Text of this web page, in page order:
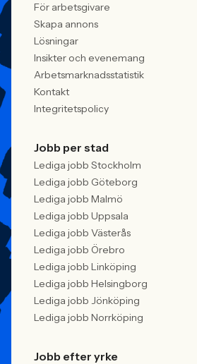
För arbetsgivare
Skapa annons
Lösningar
Insikter och evenemang
Arbetsmarknadsstatistik
Kontakt
Integritetspolicy
Jobb per stad
Lediga jobb Stockholm
Lediga jobb Göteborg
Lediga jobb Malmö
Lediga jobb Uppsala
Lediga jobb Västerås
Lediga jobb Örebro
Lediga jobb Linköping
Lediga jobb Helsingborg
Lediga jobb Jönköping
Lediga jobb Norrköping
Jobb efter yrke